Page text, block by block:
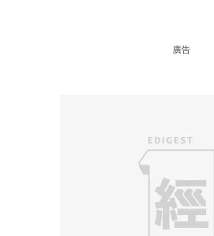
廣告